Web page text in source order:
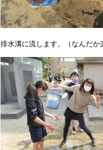
排水溝に流します。（なんだか